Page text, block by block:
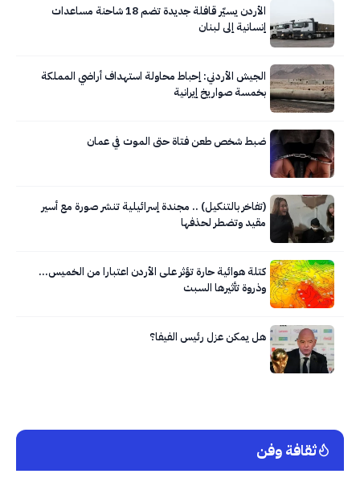
الأردن يسيّر قافلة جديدة تضم 18 شاحنة مساعدات
إنسانية إلى لبنان
الجيش الأردني: إحباط محاولة استهداف أراضي المملكة
بخمسة صواريخ إيرانية
ضبط شخص طعن فتاة حتى الموت في عمان
(تفاخر بالتنكيل) .. مجندة إسرائيلية تنشر صورة مع أسير
مقيد وتضطر لحذفها
كتلة هوائية حارة تؤثر على الأردن اعتبارا من الخميس…
وذروة تأثيرها السبت
هل يمكن عزل رئيس الفيفا؟
ثقافة وفن